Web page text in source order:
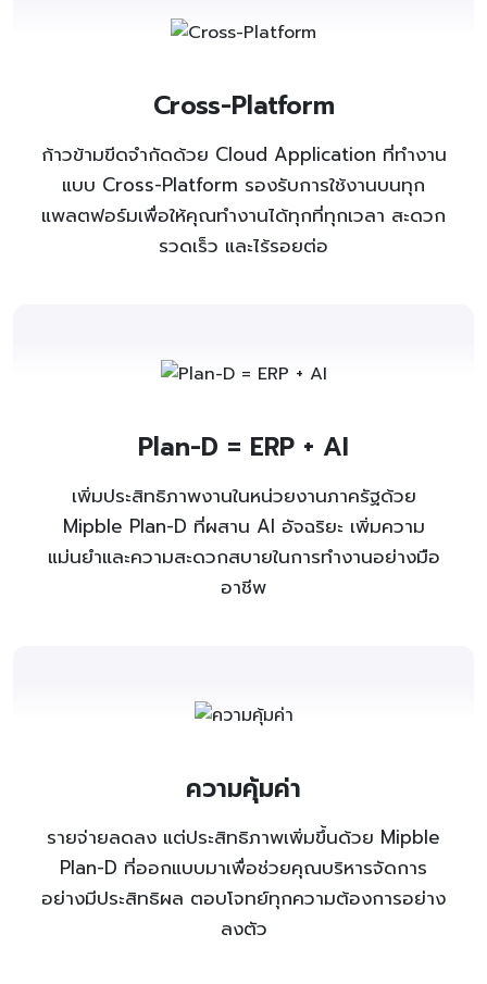
Cross-Platform
ก้าวข้ามขีดจำกัดด้วย Cloud Application ที่ทำงาน
แบบ Cross-Platform รองรับการใช้งานบนทุก
แพลตฟอร์มเพื่อให้คุณทำงานได้ทุกที่ทุกเวลา สะดวก
รวดเร็ว และไร้รอยต่อ
Plan-D = ERP + AI
เพิ่มประสิทธิภาพงานในหน่วยงานภาครัฐด้วย
Mipble Plan-D ที่ผสาน AI อัจฉริยะ เพิ่มความ
แม่นยำและความสะดวกสบายในการทำงานอย่างมือ
อาชีพ
ความคุ้มค่า
รายจ่ายลดลง แต่ประสิทธิภาพเพิ่มขึ้นด้วย Mipble
Plan-D ที่ออกแบบมาเพื่อช่วยคุณบริหารจัดการ
อย่างมีประสิทธิผล ตอบโจทย์ทุกความต้องการอย่าง
ลงตัว